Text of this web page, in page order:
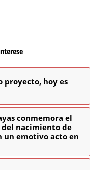
proyecto, hoy es
conmemora el
nacimiento de
un emotivo acto en